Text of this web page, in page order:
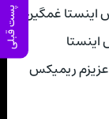
پست قبلی اینستا غمگین
عزیزم ریمیکس